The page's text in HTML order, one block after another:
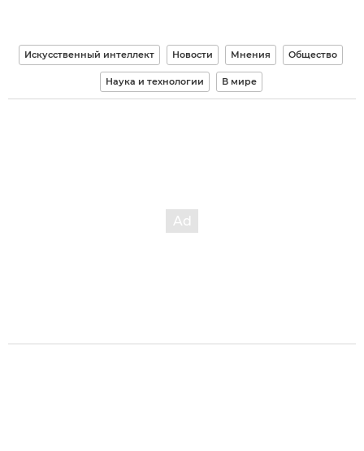
Искусственный интеллект Новости Мнения Общество
Наука и технологии В мире